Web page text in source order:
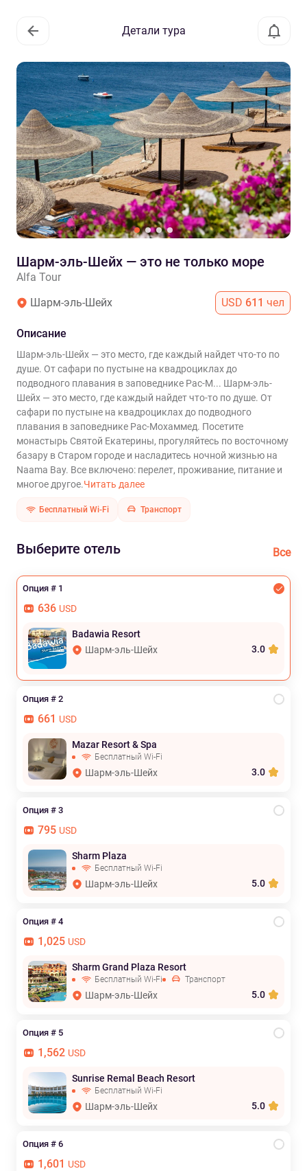
Детали тура
Шарм-эль-Шейх — это не только море
Alfa Tour
Шарм-эль-Шейх
USD 611 чел
Описание
Шарм-эль-Шейх — это место, где каждый найдет что-то по
душе. От сафари по пустыне на квадроциклах до
подводного плавания в заповеднике Рас-М... Шарм-эль-
Шейх — это место, где каждый найдет что-то по душе. От
сафари по пустыне на квадроциклах до подводного
плавания в заповеднике Рас-Мохаммед. Посетите
монастырь Святой Екатерины, прогуляйтесь по восточному
базару в Старом городе и насладитесь ночной жизнью на
Naama Bay. Все включено: перелет, проживание, питание и
многое другое.Читать далее
Бесплатный Wi-Fi Транспорт
Выберите отель Все
Опция # 1
636 USD
Badawia Resort
Шарм-эль-Шейх
3.0
Опция # 2
661 USD
Mazar Resort & Spa
Бесплатный Wi-Fi
Шарм-эль-Шейх 3.0
Опция # 3
795 USD
Sharm Plaza
Бесплатный Wi-Fi
Шарм-эль-Шейх 5.0
Опция # 4
1,025 USD
Sharm Grand Plaza Resort
Бесплатный Wi-Fi Транспорт
Шарм-эль-Шейх 5.0
Опция # 5
1,562 USD
Sunrise Remal Beach Resort
Бесплатный Wi-Fi
Шарм-эль-Шейх 5.0
Опция # 6
1,601 USD